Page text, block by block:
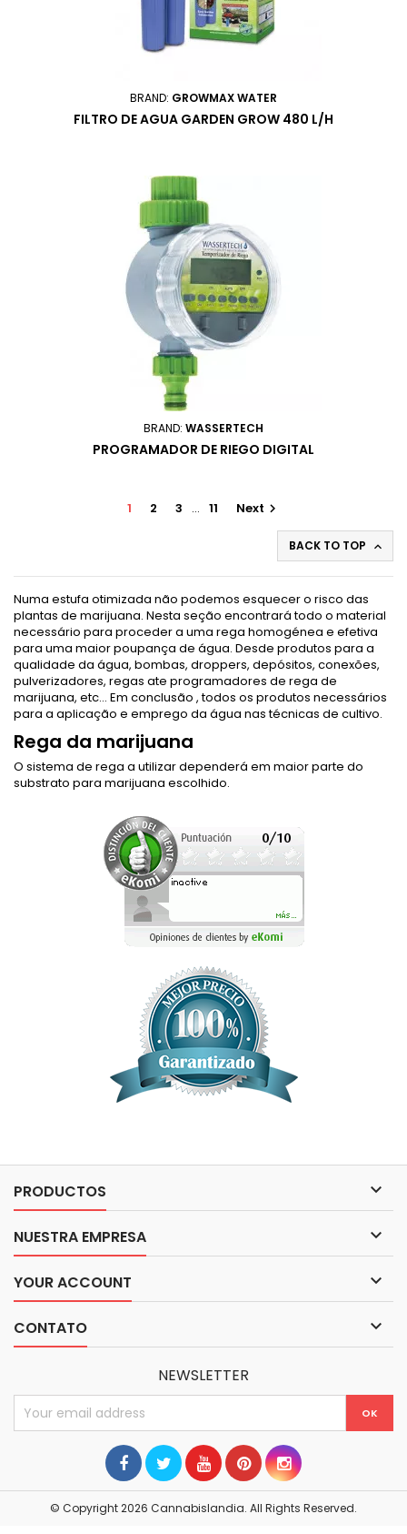
BRAND: GROWMAX WATER
FILTRO DE AGUA GARDEN GROW 480 L/H
BRAND: WASSERTECH
PROGRAMADOR DE RIEGO DIGITAL
1 2 3 … 11 Next 
BACK TO TOP 
Numa estufa otimizada não podemos esquecer o risco das
plantas de marijuana. Nesta seção encontrará todo o material
necessário para proceder a uma rega homogénea e efetiva
para uma maior poupança de água. Desde produtos para a
qualidade da água, bombas, droppers, depósitos, conexões,
pulverizadores, regas ate programadores de rega de
marijuana, etc... Em conclusão , todos os produtos necessários
para a aplicação e emprego da água nas técnicas de cultivo.
Rega da marijuana
O sistema de rega a utilizar dependerá em maior parte do
substrato para marijuana escolhido.
PRODUCTOS 
NUESTRA EMPRESA 
YOUR ACCOUNT 
CONTATO 
NEWSLETTER
© Copyright 2026 Cannabislandia. All Rights Reserved.